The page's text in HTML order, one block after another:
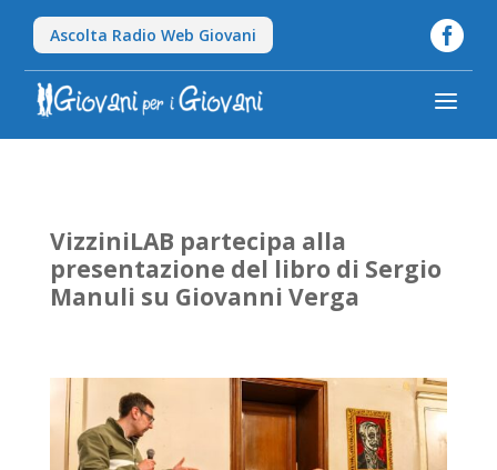
Ascolta Radio Web Giovani 
a
VizziniLAB partecipa alla
presentazione del libro di Sergio
Manuli su Giovanni Verga